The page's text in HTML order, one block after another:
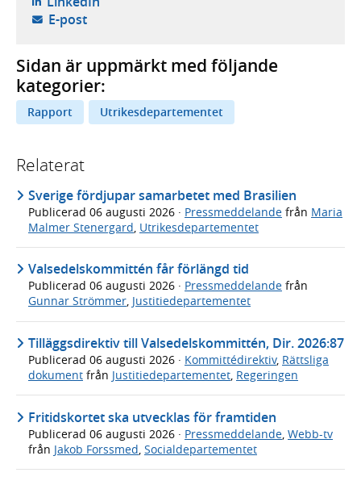
E-post- öppnar din e-postklient,
Sidan är uppmärkt med följande
kategorier:
Rapport Utrikesdepartementet
Relaterat
Sverige fördjupar samarbetet med Brasilien
Publicerad 06 augusti 2026 · Pressmeddelande från Maria
Malmer Stenergard Utrikesdepartementet
Valsedelskommittén får förlängd tid
Publicerad 06 augusti 2026 · Pressmeddelande från
Gunnar Strömmer, Justitiedepartementet
Tilläggsdirektiv till Valsedelskommittén, Dir. 2026:87
Publicerad 06 augusti 2026 · Kommittédirektiv, Rättsliga
dokument från Justitiedepartementet, Regeringen
Fritidskortet ska utvecklas för framtiden
Publicerad 06 augusti 2026 · Pressmeddelande Webb-tv
från Jakob Forssmed Socialdepartementet